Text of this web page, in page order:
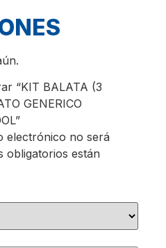
“KIT BALATA (3
GENERICO
electrónico no será
obligatorios están